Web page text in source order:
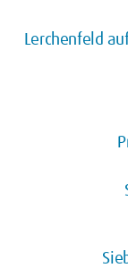
Lerchenfeld